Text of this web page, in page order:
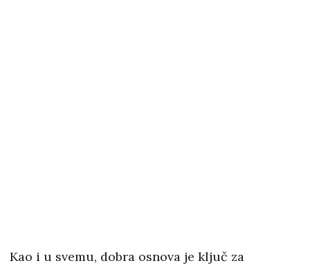
Kao i u svemu, dobra osnova je ključ za